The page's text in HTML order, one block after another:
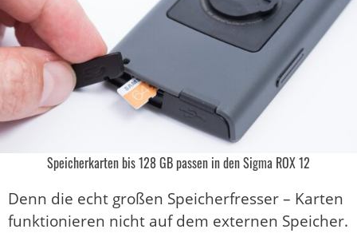
Speicherkarten bis 128 GB passen in den Sigma ROX 12
Denn die echt großen Speicherfresser – Karten
funktionieren nicht auf dem externen Speicher.